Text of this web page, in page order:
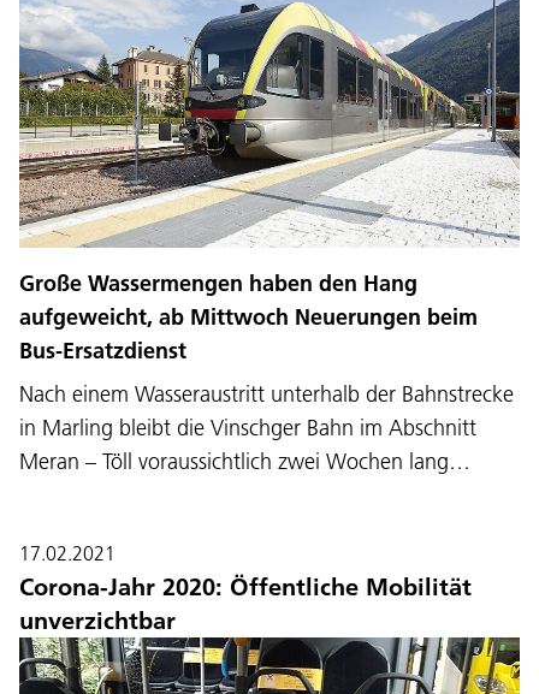
Große Wassermengen haben den Hang
aufgeweicht, ab Mittwoch Neuerungen beim
Bus-Ersatzdienst
Nach einem Wasseraustritt unterhalb der Bahnstrecke
in Marling bleibt die Vinschger Bahn im Abschnitt
Meran – Töll voraussichtlich zwei Wochen lang…
17.02.2021
Corona-Jahr 2020: Öffentliche Mobilität
unverzichtbar